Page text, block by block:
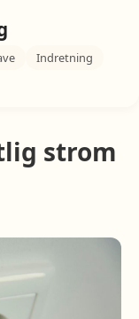
Indretning
strom